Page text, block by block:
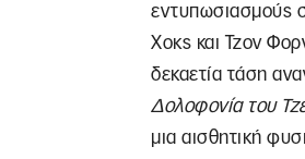
εντυπωσιασμούς
Χoκς και Τζον
δεκαετία τάση
Δολοφονία του
μια αισθητική